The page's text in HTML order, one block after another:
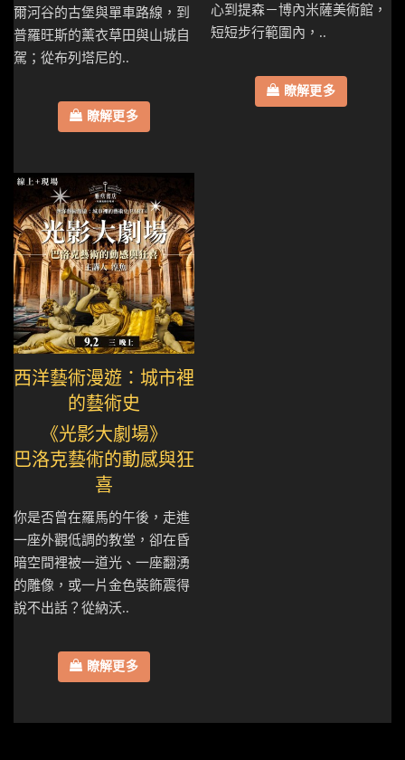
爾河谷的古堡與單車路線，到
普羅旺斯的薰衣草田與山城自
駕；從布列塔尼的..
瞭解更多
心到提森－博內米薩美術館，
短短步行範圍內，..
瞭解更多
西洋藝術漫遊：城市裡
的藝術史
《光影大劇場》
巴洛克藝術的動感與狂
喜
你是否曾在羅馬的午後，走進
一座外觀低調的教堂，卻在昏
暗空間裡被一道光、一座翻湧
的雕像，或一片金色裝飾震得
說不出話？從納沃..
瞭解更多